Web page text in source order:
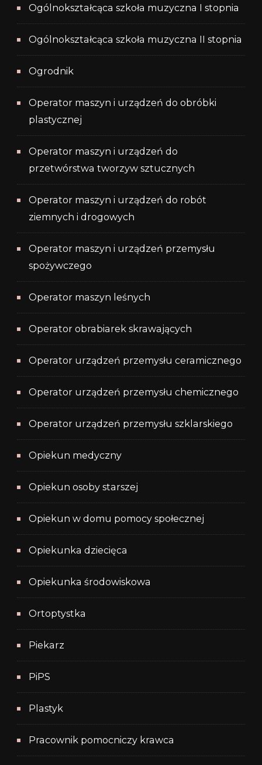
Ogólnokształcąca szkoła muzyczna I stopnia
Ogólnokształcąca szkoła muzyczna II stopnia
Ogrodnik
Operator maszyn i urządzeń do obróbki
plastycznej
Operator maszyn i urządzeń do
przetwórstwa tworzyw sztucznych
Operator maszyn i urządzeń do robót
ziemnych i drogowych
Operator maszyn i urządzeń przemysłu
spożywczego
Operator maszyn leśnych
Operator obrabiarek skrawających
Operator urządzeń przemysłu ceramicznego
Operator urządzeń przemysłu chemicznego
Operator urządzeń przemysłu szklarskiego
Opiekun medyczny
Opiekun osoby starszej
Opiekun w domu pomocy społecznej
Opiekunka dziecięca
Opiekunka środowiskowa
Ortoptystka
Piekarz
PiPS
Plastyk
Pracownik pomocniczy krawca